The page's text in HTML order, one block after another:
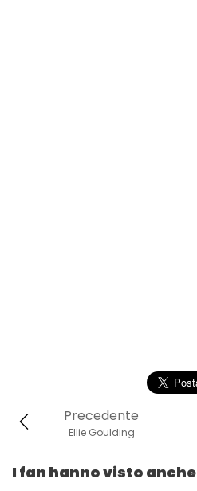
Precedente
Ellie Goulding
I fan hanno visto anche